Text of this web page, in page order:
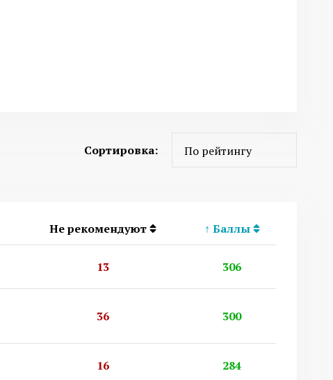
Сортировка:
Не рекомендуют ↑ Баллы
13 306
36 300
16 284